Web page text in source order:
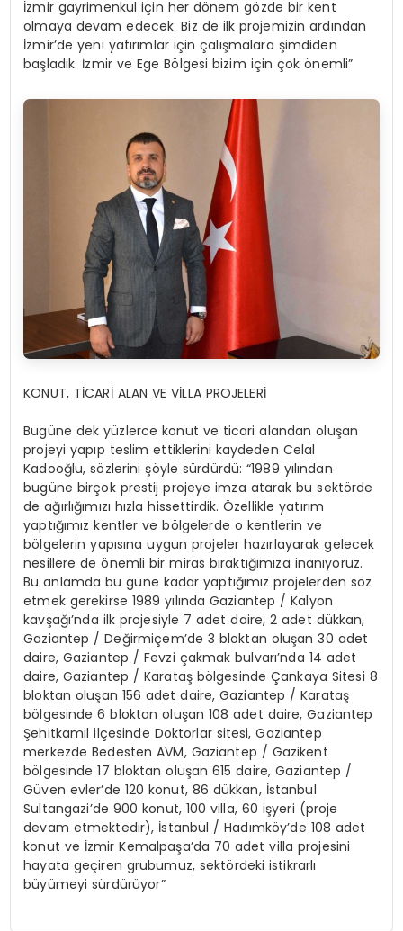
İzmir gayrimenkul için her dönem gözde bir kent
olmaya devam edecek. Biz de ilk projemizin ardından
İzmir’de yeni yatırımlar için çalışmalara şimdiden
başladık. İzmir ve Ege Bölgesi bizim için çok önemli”
KONUT, TİCARİ ALAN VE VİLLA PROJELERİ
Bugüne dek yüzlerce konut ve ticari alandan oluşan
projeyi yapıp teslim ettiklerini kaydeden Celal
Kadooğlu, sözlerini şöyle sürdürdü: “1989 yılından
bugüne birçok prestij projeye imza atarak bu sektörde
de ağırlığımızı hızla hissettirdik. Özellikle yatırım
yaptığımız kentler ve bölgelerde o kentlerin ve
bölgelerin yapısına uygun projeler hazırlayarak gelecek
nesillere de önemli bir miras bıraktığımıza inanıyoruz.
Bu anlamda bu güne kadar yaptığımız projelerden söz
etmek gerekirse 1989 yılında Gaziantep / Kalyon
kavşağı’nda ilk projesiyle 7 adet daire, 2 adet dükkan,
Gaziantep / Değirmiçem’de 3 bloktan oluşan 30 adet
daire, Gaziantep / Fevzi çakmak bulvarı’nda 14 adet
daire, Gaziantep / Karataş bölgesinde Çankaya Sitesi 8
bloktan oluşan 156 adet daire, Gaziantep / Karataş
bölgesinde 6 bloktan oluşan 108 adet daire, Gaziantep
Şehitkamil ilçesinde Doktorlar sitesi, Gaziantep
merkezde Bedesten AVM, Gaziantep / Gazikent
bölgesinde 17 bloktan oluşan 615 daire, Gaziantep /
Güven evler’de 120 konut, 86 dükkan, İstanbul
Sultangazi’de 900 konut, 100 villa, 60 işyeri (proje
devam etmektedir), İstanbul / Hadımköy’de 108 adet
konut ve İzmir Kemalpaşa’da 70 adet villa projesini
hayata geçiren grubumuz, sektördeki istikrarlı
büyümeyi sürdürüyor”